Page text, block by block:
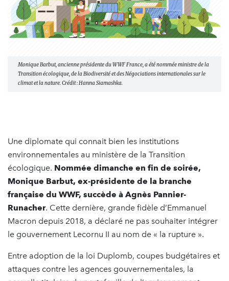
Monique Barbut, ancienne présidente du WWF France, a été nommée ministre de la
Transition écologique, de la Biodiversité et des Négociations internationales sur le
climat et la nature. Crédit : Hanna Siamashka.
Une diplomate qui connait bien les institutions
environnementales au ministère de la Transition
écologique. Nommée dimanche en fin de soirée,
Monique Barbut, ex-présidente de la branche
française du WWF, succède à Agnès Pannier-
Runacher. Cette dernière, grande fidèle d’Emmanuel
Macron depuis 2018, a déclaré ne pas souhaiter intégrer
le gouvernement Lecornu II au nom de « la rupture ».
Entre adoption de la loi Duplomb, coupes budgétaires et
attaques contre les agences gouvernementales, la